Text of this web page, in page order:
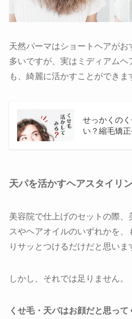
天然パーマはショートヘアが
多いですが、実はミディアムヘ
も、綺麗に活かすことができま
せっかくの
い？縮毛矯
天パを活かすヘアスタイリ
美容院で仕上げのセットの際、
スやヘアオイルのいずれかを
りサッとつけるだけだと思いま
しかし、それでは足りません。
くせ毛・天パはお顔だと思って